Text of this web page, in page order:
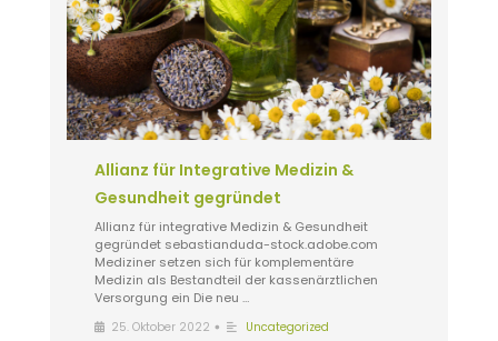
Allianz für Integrative Medizin &
Gesundheit gegründet
Allianz für integrative Medizin & Gesundheit
gegründet sebastianduda-stock.adobe.com
Mediziner setzen sich für komplementäre
Medizin als Bestandteil der kassenärztlichen
Versorgung ein Die neu …
25. Oktober 2022 • Uncategorized